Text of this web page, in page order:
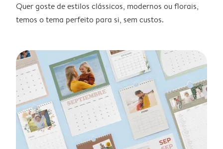
Quer goste de estilos clássicos, modernos ou florais,
temos o tema perfeito para si, sem custos.